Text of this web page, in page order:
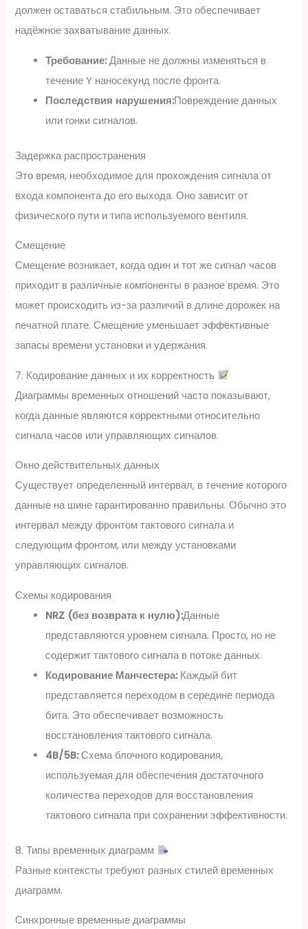
должен оставаться стабильным. Это обеспечивает
надёжное захватывание данных.
Требование:Данные не должны изменяться в
течение Y наносекунд после фронта.
Последствия нарушения:Повреждение данных
или гонки сигналов.
Задержка распространения
Это время, необходимое для прохождения сигнала от
входа компонента до его выхода. Оно зависит от
физического пути и типа используемого вентиля.
Смещение
Смещение возникает, когда один и тот же сигнал часов
приходит в различные компоненты в разное время. Это
может происходить из-за различий в длине дорожек на
печатной плате. Смещение уменьшает эффективные
запасы времени установки и удержания.
7. Кодирование данных и их корректность
Диаграммы временных отношений часто показывают,
когда данные являются корректными относительно
сигнала часов или управляющих сигналов.
Окно действительных данных
Существует определенный интервал, в течение которого
данные на шине гарантированно правильны. Обычно это
интервал между фронтом тактового сигнала и
следующим фронтом, или между установками
управляющих сигналов.
Схемы кодирования
NRZ (без возврата к нулю):Данные
представляются уровнем сигнала. Просто, но не
содержит тактового сигнала в потоке данных.
Кодирование Манчестера:Каждый бит
представляется переходом в середине периода
бита. Это обеспечивает возможность
восстановления тактового сигнала.
4B/5B:Схема блочного кодирования,
используемая для обеспечения достаточного
количества переходов для восстановления
тактового сигнала при сохранении эффективности.
8. Типы временных диаграмм
Разные контексты требуют разных стилей временных
диаграмм.
Синхронные временные диаграммы